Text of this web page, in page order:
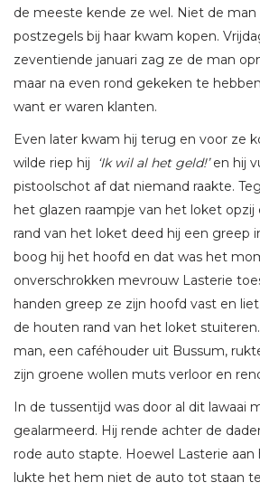
de meeste kende ze wel. Niet de
postzegels bij haar kwam kopen.
zeventiende januari zag ze de man
maar na even rond gekeken te
want er waren klanten.
Even later kwam hij terug en voor ze
wilde riep hij ‘Ik wil al het geld!’en hij
pistoolschot af dat niemand raakte.
het glazen raampje van het loket
rand van het loket deed hij een greep
boog hij het hoofd en dat was het
onverschrokken mevrouw Lasterie
handen greep ze zijn hoofd vast en
de houten rand van het loket
man, een caféhouder uit Bussum,
zijn groene wollen muts verloor en
In de tussentijd was door al dit lawaai
gealarmeerd. Hij rende achter de
rode auto stapte. Hoewel Lasterie
lukte het hem niet de auto tot staan